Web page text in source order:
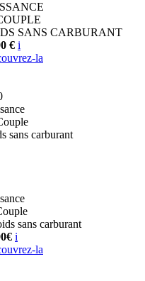
SANS CARBURANT
€ i
la
sans carburant
sans carburant
i
la